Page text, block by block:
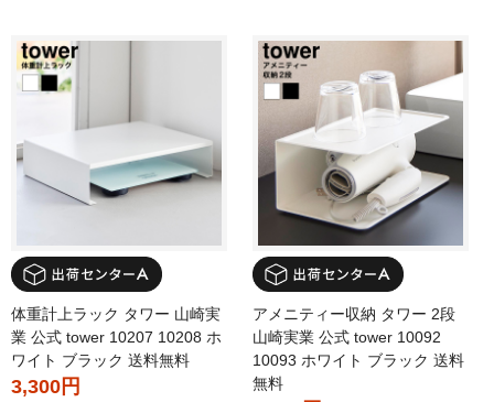
体重計上ラック タワー 山崎実
業 公式 tower 10207 10208 ホ
ワイト ブラック 送料無料
3,300円
アメニティー収納 タワー 2段
山崎実業 公式 tower 10092
10093 ホワイト ブラック 送料
無料